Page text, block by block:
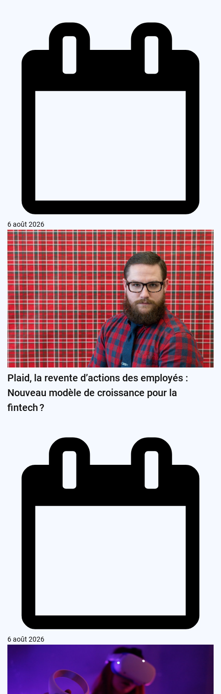
6 août 2026
Plaid, la revente d’actions des employés :
Nouveau modèle de croissance pour la
fintech ?
6 août 2026